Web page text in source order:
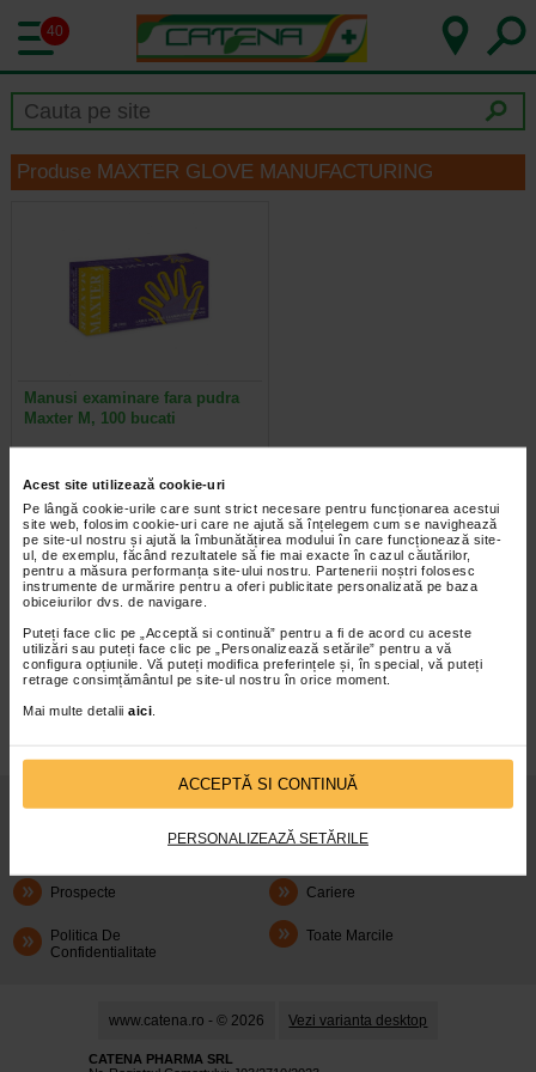
Acest site utilizează cookie-uri
Pe lângă cookie-urile care sunt strict necesare pentru funcționarea acestui
site web, folosim cookie-uri care ne ajută să înțelegem cum se navighează
pe site-ul nostru și ajută la îmbunătățirea modului în care funcționează site-
ul, de exemplu, făcând rezultatele să fie mai exacte în cazul căutărilor,
pentru a măsura performanța site-ului nostru. Partenerii noștri folosesc
instrumente de urmărire pentru a oferi publicitate personalizată pe baza
obiceiurilor dvs. de navigare.
Puteți face clic pe „Acceptă si continuă” pentru a fi de acord cu aceste
utilizări sau puteți face clic pe „Personalizează setările” pentru a vă
configura opțiunile. Vă puteți modifica preferințele și, în special, vă puteți
retrage consimțământul pe site-ul nostru în orice moment.
Mai multe detalii aici
ACCEPTĂ SI CONTINUĂ
PERSONALIZEAZĂ SETĂRILE
40
Produse MAXTER GLOVE MANUFACTURING
Manusi examinare fara pudra
Maxter M, 100 bucati
potrectie importiva virusilor. Invelis
polimeric intern faciliteaza…
infoline@catena.ro CallCenter
Despre Noi Oferte
Cum Rezerv
Prospecte Cariere
Politica De
Confidentialitate
Toate Marcile
www.catena.ro - © 2026 Vezi varianta desktop
CATENA PHARMA SRL